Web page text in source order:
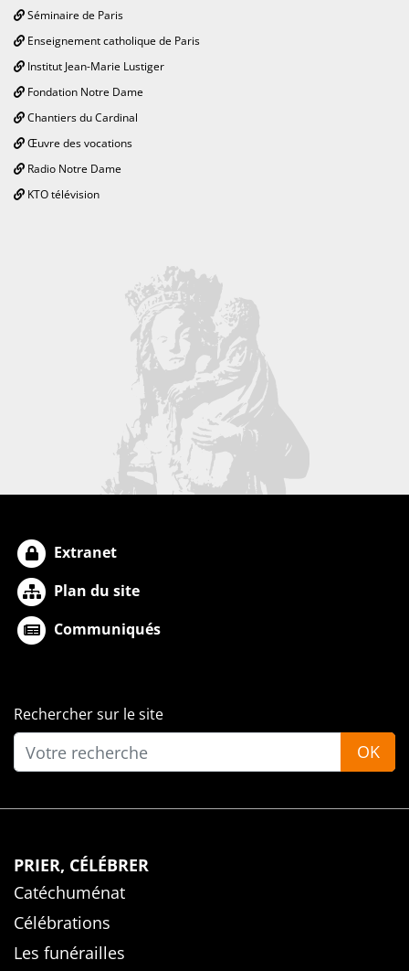
Séminaire de Paris
Enseignement catholique de Paris
Institut Jean-Marie Lustiger
Fondation Notre Dame
Chantiers du Cardinal
Œuvre des vocations
Radio Notre Dame
KTO télévision
Extranet
Plan du site
Communiqués
Rechercher sur le site
OK
PRIER, CÉLÉBRER
Catéchuménat
Célébrations
Les funérailles